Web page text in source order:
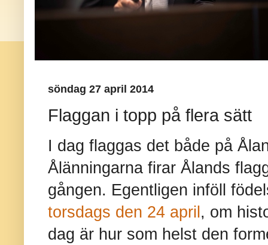
söndag 27 april 2014
Flaggan i topp på flera sätt
I dag flaggas det både på
Ålänningarna firar Ålands
gången. Egentligen inföll
torsdags den 24 april , om
dag är hur som helst den